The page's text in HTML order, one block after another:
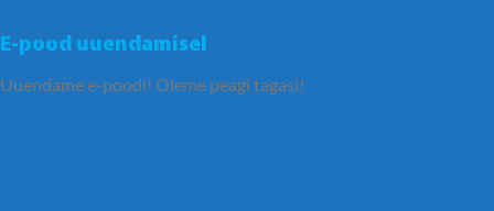
E-pood uuendamisel
Uuendame e-poodi! Oleme peagi tagasi!